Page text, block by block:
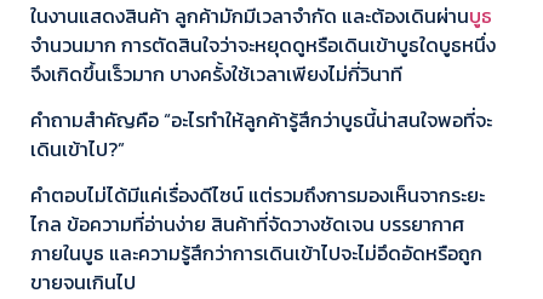
ในงานแสดงสินค้า ลูกค้ามักมีเวลาจำกัด และต้องเดินผ่านบูธ
จำนวนมาก การตัดสินใจว่าจะหยุดดูหรือเดินเข้าบูธใดบูธหนึ่ง
จึงเกิดขึ้นเร็วมาก บางครั้งใช้เวลาเพียงไม่กี่วินาที
คำถามสำคัญคือ “อะไรทำให้ลูกค้ารู้สึกว่าบูธนี้น่าสนใจพอที่จะ
เดินเข้าไป?”
คำตอบไม่ได้มีแค่เรื่องดีไซน์ แต่รวมถึงการมองเห็นจากระยะ
ไกล ข้อความที่อ่านง่าย สินค้าที่จัดวางชัดเจน บรรยากาศ
ภายในบูธ และความรู้สึกว่าการเดินเข้าไปจะไม่อึดอัดหรือถูก
ขายจนเกินไป